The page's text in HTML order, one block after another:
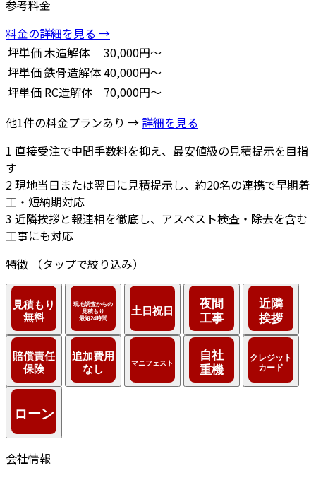
参考料金
料金の詳細を見る →
坪単価木造解体
30,000円～
坪単価鉄骨造解体40,000円～
坪単価 RC造解体
70,000円～
他1件の料金プランあり → 詳細を見る
1 直接受注で中間手数料を抑え、最安値級の見積提示を目指
す
2現地当日または翌日に見積提示し、約20名の連携で早期着
工・短納期対応
3 近隣挨拶と報連相を徹底し、アスベスト検査・除去を含む
工事にも対応
特徴
（タップで絞り込み）
会社情報